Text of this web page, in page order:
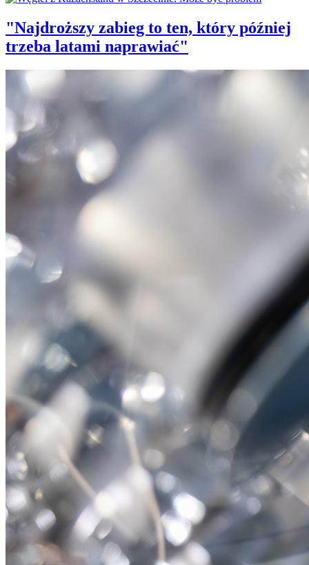
"Najdroższy zabieg to ten, który później
trzeba latami naprawiać"